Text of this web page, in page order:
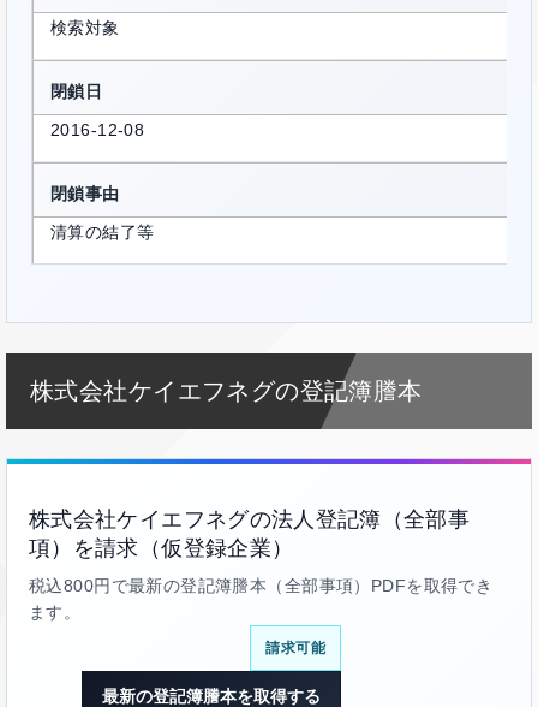
検索対象
閉鎖日
2016-12-08
閉鎖事由
清算の結了等
株式会社ケイエフネグの登記簿謄本
株式会社ケイエフネグの法人登記簿（全部事
項）を請求（仮登録企業）
税込800円で最新の登記簿謄本（全部事項）PDFを取得でき
ます。
請求可能
最新の登記簿謄本を取得する